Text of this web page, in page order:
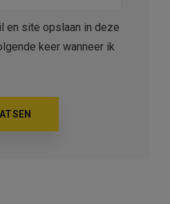
en site opslaan in deze
keer wanneer ik